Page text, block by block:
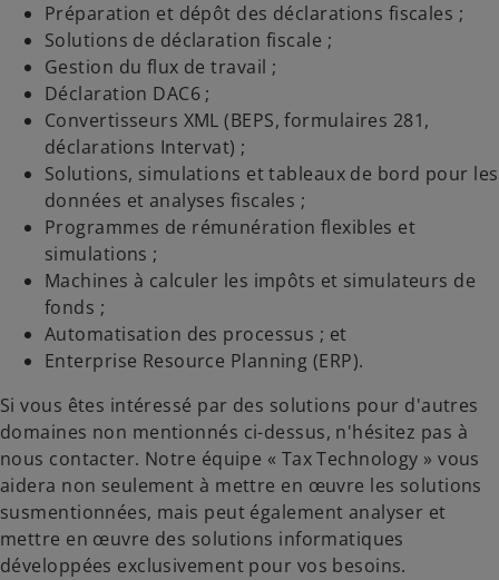
Préparation et dépôt des déclarations fiscales ;
Solutions de déclaration fiscale ;
Gestion du flux de travail ;
Déclaration DAC6 ;
Convertisseurs XML (BEPS, formulaires 281,
déclarations Intervat) ;
Solutions, simulations et tableaux de bord pour les
données et analyses fiscales ;
Programmes de rémunération flexibles et
simulations ;
Machines à calculer les impôts et simulateurs de
fonds ;
Automatisation des processus ; et
Enterprise Resource Planning (ERP).
Si vous êtes intéressé par des solutions pour d'autres
domaines non mentionnés ci-dessus, n'hésitez pas à
nous contacter. Notre équipe « Tax Technology » vous
aidera non seulement à mettre en œuvre les solutions
susmentionnées, mais peut également analyser et
mettre en œuvre des solutions informatiques
développées exclusivement pour vos besoins.